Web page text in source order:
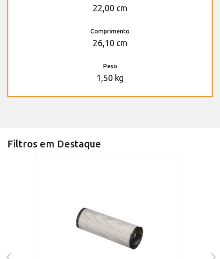
22,00 cm
Comprimento
26,10 cm
Peso
1,50 kg
Filtros em Destaque